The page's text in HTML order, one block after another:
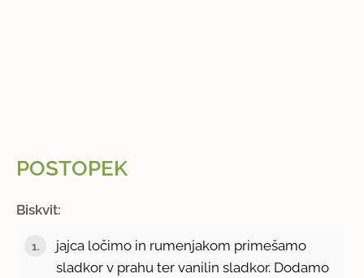
POSTOPEK
Biskvit:
jajca ločimo in rumenjakom primešamo
sladkor v prahu ter vanilin sladkor. Dodamo